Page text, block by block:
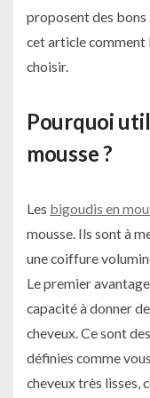
proposent des bons
cet article comment
choisir.
Pourquoi
mousse ?
Les bigoudis en
mousse. Ils sont à
une coiffure
Le premier
capacité à donner
cheveux. Ce sont
définies comme
cheveux très lisses,